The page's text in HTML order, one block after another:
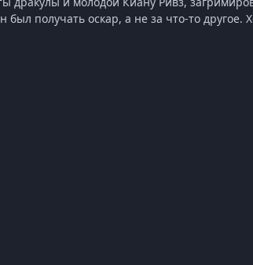
получать оскар, а не за что-то другое.